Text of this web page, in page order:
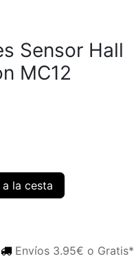
Sensor Hall
MC12
la cesta
Envíos 3.95€ o Gratis*